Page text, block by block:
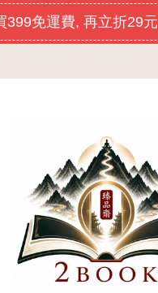
399免運費, 再立折29元